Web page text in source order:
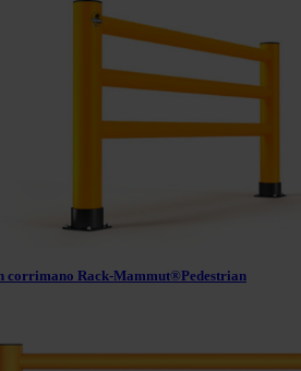
corrimano Rack-Mammut®Pedestrian